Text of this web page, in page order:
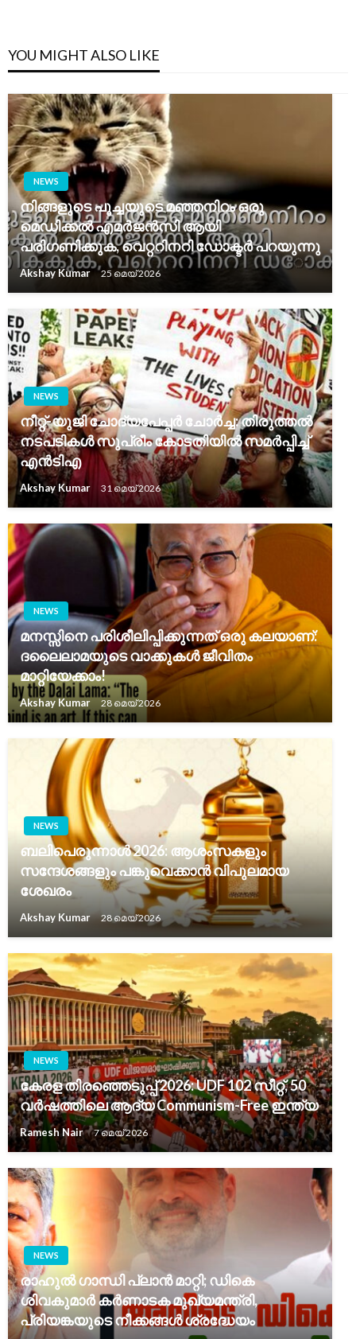
YOU MIGHT ALSO LIKE
NEWS
നിങ്ങളുടെ പൂച്ചയുടെ മഞ്ഞനിറം ഒരു
മെഡിക്കൽ എമർജൻസി ആയി
പരിഗണിക്കുക, വെറ്ററിനറി ഡോക്ടർ പറയുന്നു
Akshay Kumar 25 മെയ്‌ 2026
NEWS
നീറ്റ്-യുജി ചോദ്യപേപ്പർ ചോർച്ച: തിരുത്തൽ
നടപടികൾ സുപ്രീം കോടതിയിൽ സമർപ്പിച്ച്
എൻടിഎ
Akshay Kumar 31 മെയ്‌ 2026
NEWS
മനസ്സിനെ പരിശീലിപ്പിക്കുന്നത് ഒരു കലയാണ്:
ദലൈലാമയുടെ വാക്കുകൾ ജീവിതം
മാറ്റിയേക്കാം!
Akshay Kumar 28 മെയ്‌ 2026
NEWS
ബലിപെരുന്നാൾ 2026: ആശംസകളും
സന്ദേശങ്ങളും പങ്കുവെക്കാൻ വിപുലമായ
ശേഖരം
Akshay Kumar 28 മെയ്‌ 2026
NEWS
കേരള തിരഞ്ഞെടുപ്പ് 2026: UDF 102 സീറ്റ്, 50
വർഷത്തിലെ ആദ്യ Communism-Free ഇന്ത്യ
Ramesh Nair 7 മെയ്‌ 2026
NEWS
രാഹുല്‍ ഗാന്ധി പ്ലാന്‍ മാറ്റി; ഡികെ
ശിവകുമാര്‍ കര്‍ണാടക മുഖ്യമന്ത്രി,
പ്രിയങ്കയുടെ നീക്കങ്ങള്‍ ശ്രദ്ധേയം